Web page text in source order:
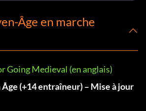
Âge en marche
Going Medieval (en anglais)
(+14 entraîneur) – Mise à jour